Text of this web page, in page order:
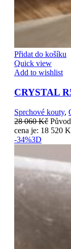
Přidat do košíku
Quick view
Add to wishlist
CRYSTAL
Sprchové kouty,
28 060Kč
cena je: 18 520
-34%3D